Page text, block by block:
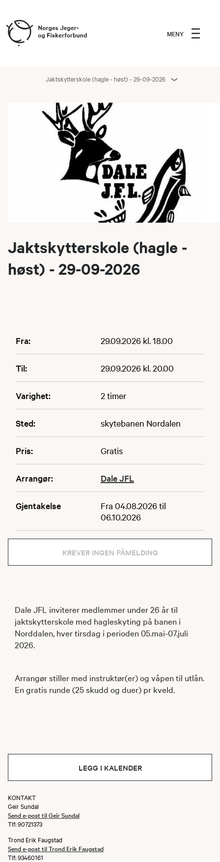
MENY
Jaktskytterskole (hagle - høst) - 29-09-2026
Jaktskytterskole (hagle -
høst) - 29-09-2026
Fra: 29.09.2026 kl. 18.00
Til: 29.09.2026 kl. 20.00
Varighet: 2 timer
Sted: skytebanen Nordalen
Pris: Gratis
Arrangør: Dale JFL
Gjentakelse
Fra 04.08.2026 til
06.10.2026
KREVER INGEN PÅMELDING
Dale JFL inviterer medlemmer under 26 år til
jaktskytterskole med hagleskyting på banen i
Norddalen, hver tirsdag i perioden 05.mai-07.juli
2026.
Arrangør stiller med instruktør(er) og våpen til utlån.
En gratis runde (25 skudd og duer) pr kveld.
LEGG I KALENDER
KONTAKT
Geir Sundal
Send e-post til Geir Sundal
Tlf: 90721373
Trond Erik Faugstad
Send e-post til Trond Erik Faugstad
Tlf: 93460161